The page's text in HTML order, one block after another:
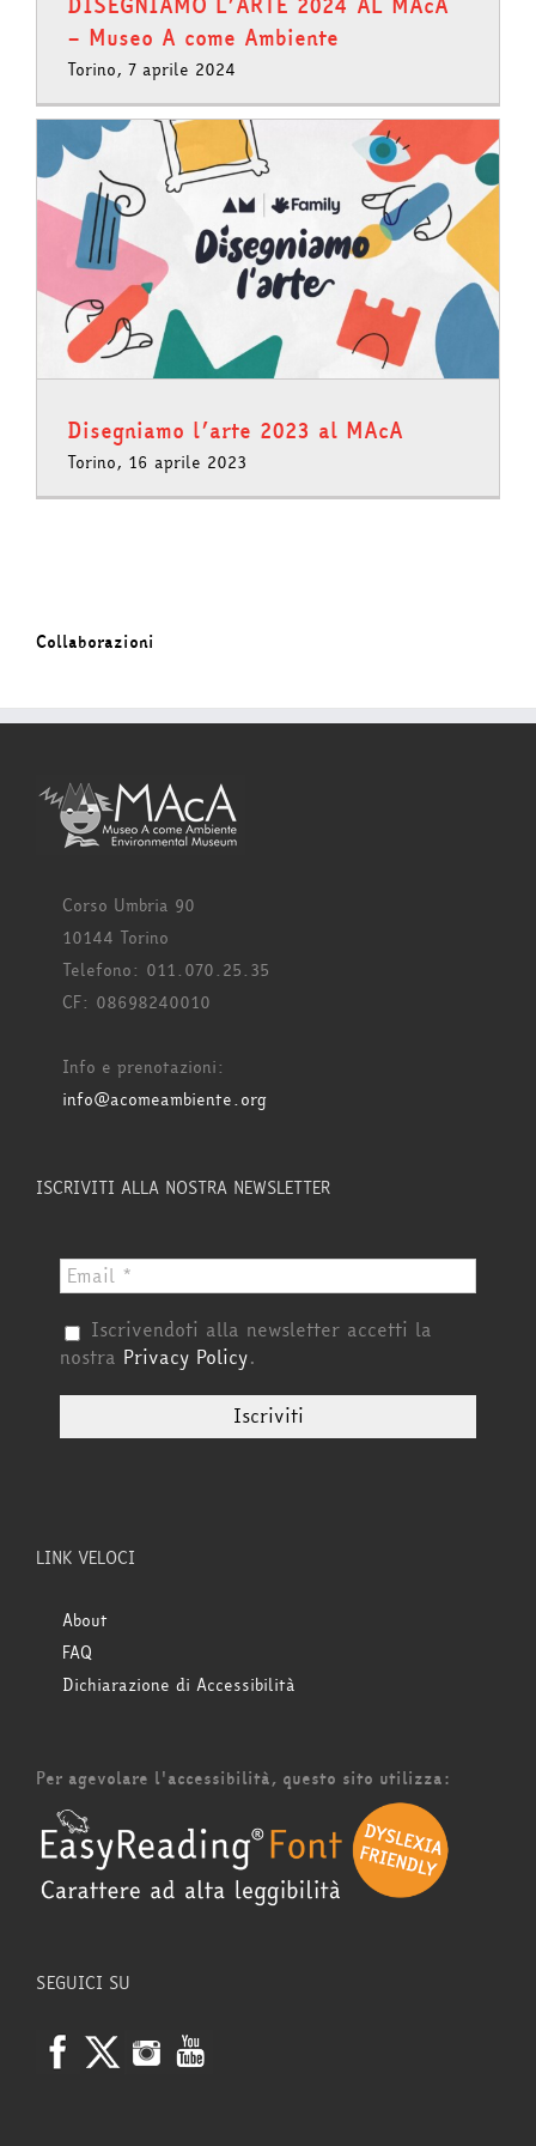
– Museo A come Ambiente
Torino, 7 aprile 2024
Disegniamo l’arte 2023 al MAcA
Torino, 16 aprile 2023
Collaborazioni
Corso Umbria 90
10144 Torino
Telefono: 011.070.25.35
CF: 08698240010
Info e prenotazioni:
info@acomeambiente.org
ISCRIVITI ALLA NOSTRA NEWSLETTER
Iscrivendoti alla newsletter accetti la
nostra Privacy Policy.
LINK VELOCI
About
FAQ
Dichiarazione di Accessibilità
Per agevolare l'accessibilità, questo sito utilizza:
SEGUICI SU